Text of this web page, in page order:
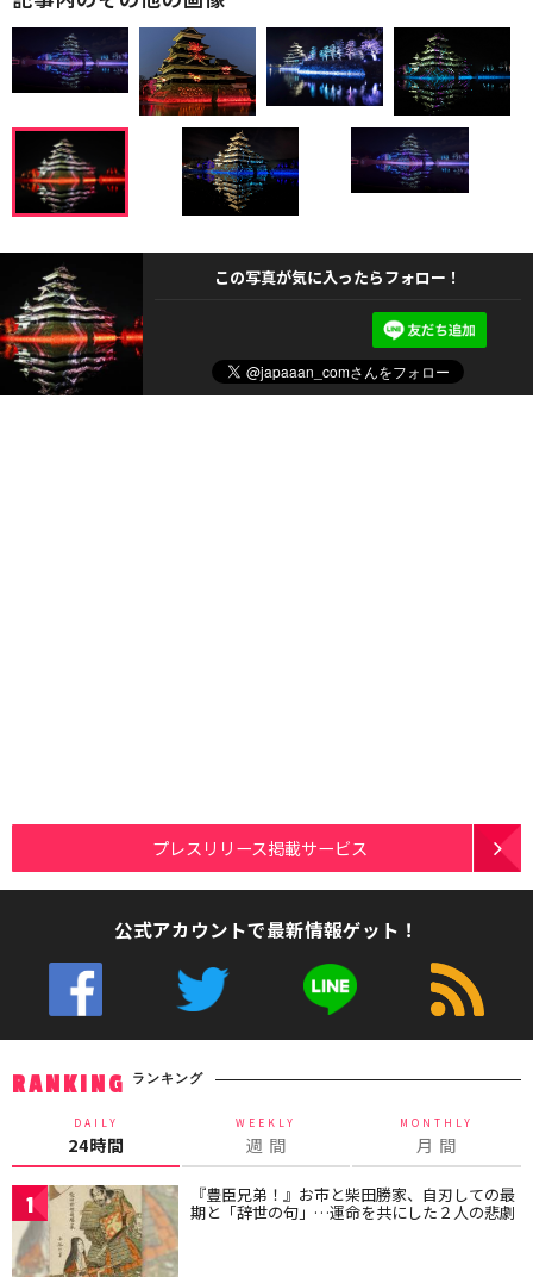
この写真が気に入ったらフォロー！
プレスリリース掲載サービス
公式アカウントで最新情報ゲット！
RANKING ランキング
DAILY
24時間
WEEKLY
週 間
MONTHLY
月 間
1 『豊臣兄弟！』お市と柴田勝家、自刃しての最
期と「辞世の句」…運命を共にした２人の悲劇